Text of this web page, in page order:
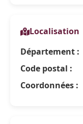
Localisation
Département :
Code postal :
Coordonnées :